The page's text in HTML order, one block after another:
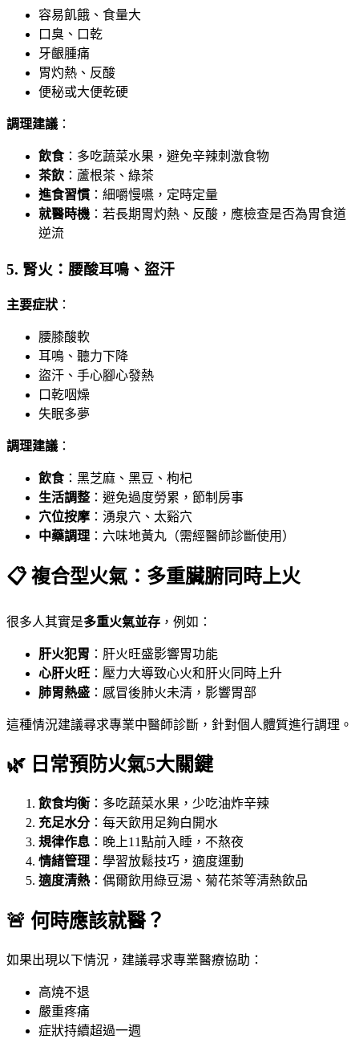
容易飢餓、食量大
口臭、口乾
牙齦腫痛
胃灼熱、反酸
便秘或大便乾硬
調理建議 ：
飲食：多吃蔬菜水果，避免辛辣刺激食物
茶飲 ：蘆根茶、綠茶
進食習慣 ：細嚼慢嚥，定時定量
就醫時機 ：若長期胃灼熱、反酸，應檢查是否為胃食道
逆流
5. 腎火：腰酸耳鳴、盜汗
主要症狀 ：
腰膝酸軟
耳鳴、聽力下降
盜汗、手心腳心發熱
口乾咽燥
失眠多夢
調理建議 ：
飲食：黑芝麻、黑豆、枸杞
生活調整 ：避免過度勞累，節制房事
穴位按摩 ：湧泉穴、太谿穴
中藥調理 ：六味地黃丸（需經醫師診斷使用）
📋 複合型火氣：多重臟腑同時上火
很多人其實是多重火氣並存 ，例如：
肝火犯胃 ：肝火旺盛影響胃功能
心肝火旺 ：壓力大導致心火和肝火同時上升
肺胃熱盛 ：感冒後肺火未清，影響胃部
這種情況建議尋求專業中醫師診斷，針對個人體質進行調理。
🌿 日常預防火氣5大關鍵
飲食均衡 ：多吃蔬菜水果，少吃油炸辛辣
充足水分：每天飲用足夠白開水
規律作息 ：晚上11點前入睡，不熬夜
情緒管理 ：學習放鬆技巧，適度運動
適度清熱：偶爾飲用綠豆湯、菊花茶等清熱飲品
🚨 何時應該就醫？
如果出現以下情況，建議尋求專業醫療協助：
高燒不退
嚴重疼痛
症狀持續超過一週